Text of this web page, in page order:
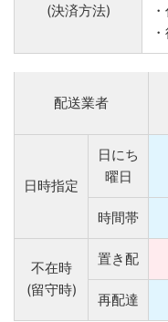
(決済方法)
配送業者
日時指定
日にち
曜日
時間帯
不在時
(留守時)
置き配
再配達